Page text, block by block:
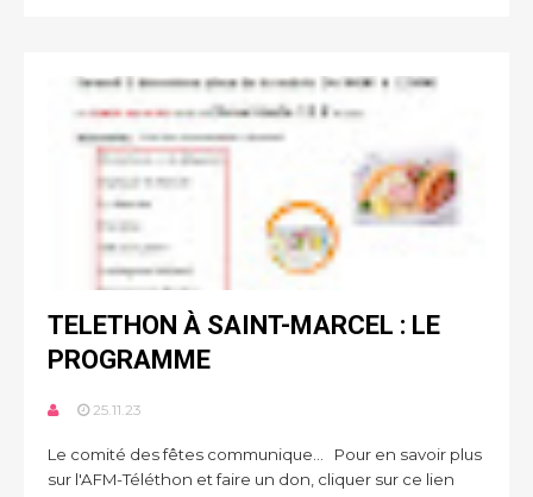
TELETHON À SAINT-MARCEL : LE
PROGRAMME
25.11.23
Le comité des fêtes communique... Pour en savoir plus
sur l'AFM-Téléthon et faire un don, cliquer sur ce lien